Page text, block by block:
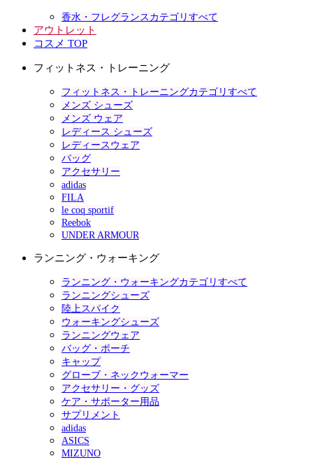
香水・フレグランスカテゴリすべて
アウトレット
コスメ TOP
フィットネス・トレーニング
フィットネス・トレーニングカテゴリすべて
メンズ シューズ
メンズ ウェア
レディース シューズ
レディースウェア
バッグ
アクセサリー
adidas
FILA
le coq sportif
Reebok
UNDER ARMOUR
ランニング・ウォーキング
ランニング・ウォーキングカテゴリすべて
ランニングシューズ
陸上スパイク
ウォーキングシューズ
ランニングウェア
バッグ・ポーチ
キャップ
グローブ・ネックウォーマー
アクセサリー・グッズ
ケア・サポーター用品
サプリメント
adidas
ASICS
MIZUNO